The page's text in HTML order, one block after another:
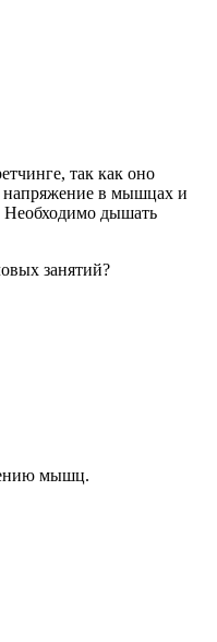
так как оно
напряжение в мышцах и
Необходимо дышать
занятий?
мышц.